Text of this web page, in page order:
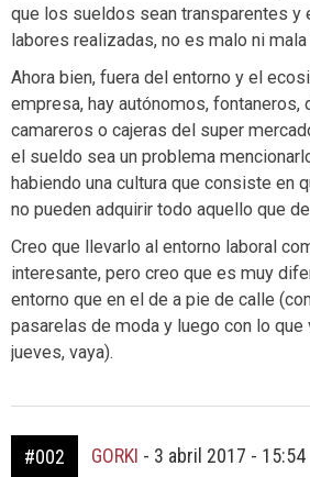
que los sueldos sean transparentes y
labores realizadas, no es malo ni
Ahora bien, fuera del entorno y el
empresa, hay autónomos, fontaneros,
camareros o cajeras del super
el sueldo sea un problema
habiendo una cultura que consiste en
no pueden adquirir todo aquello que
Creo que llevarlo al entorno laboral
interesante, pero creo que es muy
entorno que en el de a pie de calle
pasarelas de moda y luego con lo que
jueves, vaya).
#002 GORKI - 3 abril 2017 - 15:54